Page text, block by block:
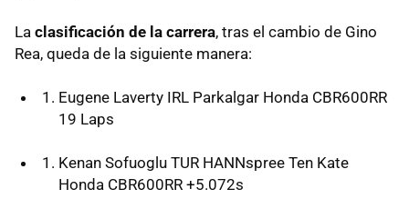
La clasificación de la carrera, tras el cambio de Gino
Rea, queda de la siguiente manera:
Eugene Laverty IRL Parkalgar Honda CBR600RR
19 Laps
Kenan Sofuoglu TUR HANNspree Ten Kate
Honda CBR600RR +5.072s